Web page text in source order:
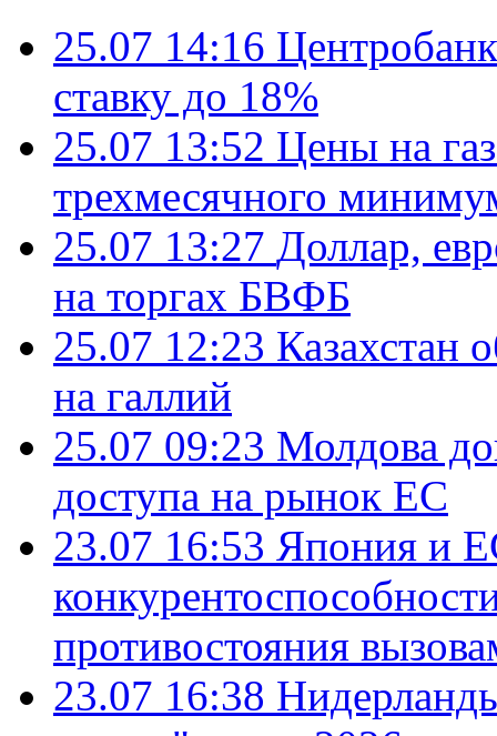
25.07 14:16
ставку до 18%
25.07 13:52 Цены на
трехмесячного
25.07 13:27 Доллар,
на торгах БВФБ
25.07 12:23 Казахстан
на галлий
25.07 09:23 Молдова
доступа на рынок ЕС
23.07 16:53 Япония и
противостояния
23.07 16:38